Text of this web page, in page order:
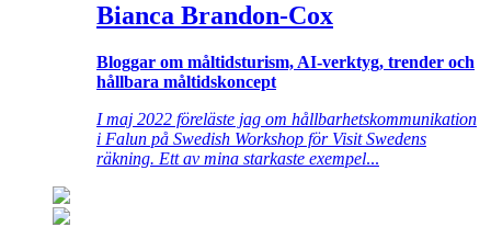
Bianca Brandon-Cox
Bloggar om måltidsturism, AI-verktyg, trender och
hållbara måltidskoncept
I maj 2022 föreläste jag om hållbarhetskommunikation
i Falun på Swedish Workshop för Visit Swedens
räkning. Ett av mina starkaste exempel...